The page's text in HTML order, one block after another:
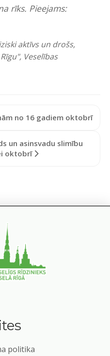
rīks. Pieejams:
aktīvs un drošs,
, Veselības
no 16 gadiem oktobrī
un asinsvadu slimību
oktobrī
politika